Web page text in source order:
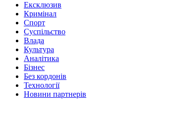
Ексклюзив
Кримінал
Спорт
Суспільство
Влада
Культура
Аналітика
Бізнес
Без кордонів
Технології
Новини партнерів